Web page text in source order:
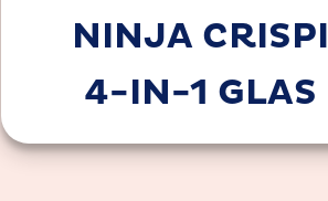
NINJA CRISPI
4-IN-1 GLAS